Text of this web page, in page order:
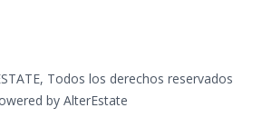
, Todos los derechos reservados
by AlterEstate